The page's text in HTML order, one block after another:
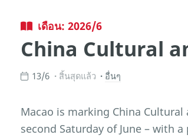
เดือน: 2026/6
China Cultural
13/6 สิ้นสุดแล้ว อื่นๆ
Macao is marking China
second Saturday of June – with